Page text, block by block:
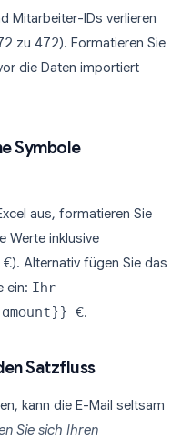
Mitarbeiter-IDs verlieren
zu 472). Formatieren Sie
die Daten importiert
Symbole
aus, formatieren Sie
Werte inklusive
). Alternativ fügen Sie das
ein: Ihr
€.
Satzfluss
kann die E-Mail seltsam
Sie sich Ihren